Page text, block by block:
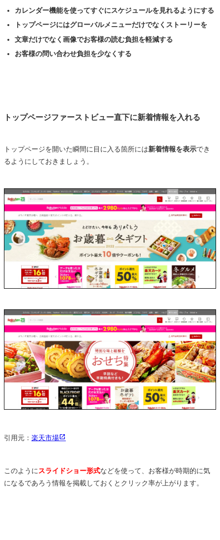
カレンダー機能を使ってすぐにスケジュールを見れるようにする
トップページにはグローバルメニューだけでなくストーリーを
文章だけでなく画像でお客様の読む負担を軽減する
お客様の問い合わせ負担を少なくする
トップページファーストビュー直下に新着情報を入れる
トップページを開いた瞬間に目に入る箇所には新着情報を表示でき
るようにしておきましょう。
引用元： 楽天市場
このようにスライドショー形式などを使って、お客様が時期的に気
になるであろう情報を掲載しておくとクリック率が上がります。